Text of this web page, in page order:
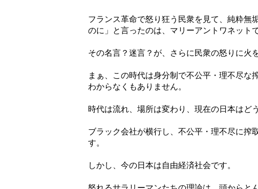
フランス革命で怒り狂う民衆を見て、純粋無
のに」と言ったのは、マリーアントワネットで
その名言？迷言？が、さらに民衆の怒りに火
まぁ、この時代は身分制で不公平・理不尽な
わからなくもありません。
時代は流れ、場所は変わり、現在の日本はど
ブラック会社が横行し、不公平・理不尽に搾
す。
しかし、今の日本は自由経済社会です。